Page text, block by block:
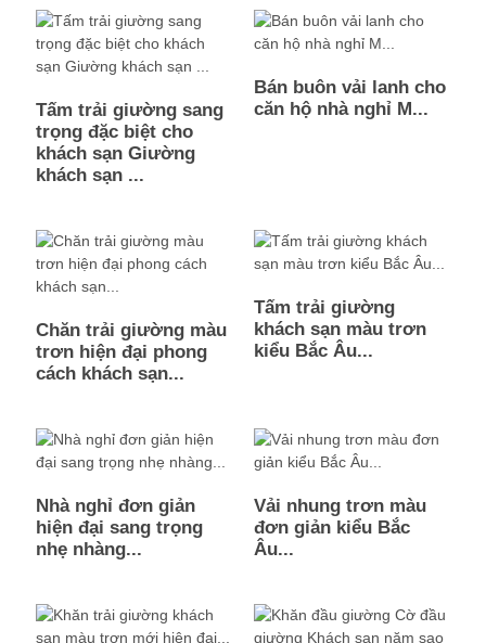
Tấm trải giường sang
trọng đặc biệt cho
khách sạn Giường
khách sạn ...
Bán buôn vải lanh cho
căn hộ nhà nghỉ M...
Chăn trải giường màu
trơn hiện đại phong
cách khách sạn...
Tấm trải giường
khách sạn màu trơn
kiểu Bắc Âu...
Nhà nghỉ đơn giản
hiện đại sang trọng
nhẹ nhàng...
Vải nhung trơn màu
đơn giản kiểu Bắc
Âu...